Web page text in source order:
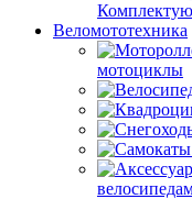
Веломототехника
мотоциклы